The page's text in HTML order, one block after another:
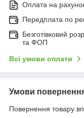
Оплата на
Передплата по
Безготівковий
та ФОП
Всі умови оплати
Умови
Повернення товару